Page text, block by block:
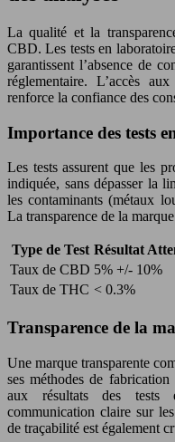
La qualité et la
CBD. Les tests en
garantissent l’absence de
réglementaire. L’accès
renforce la confiance des
Importance des tests
Les tests assurent que les
indiquée, sans dépasser la
les contaminants (métaux
La transparence de la
Type de Test Résultat
Taux de CBD 5% +/- 10%
Taux de THC < 0.3%
Transparence de la
Une marque transparente
ses méthodes de
aux résultats des tests
communication claire sur
de traçabilité est également